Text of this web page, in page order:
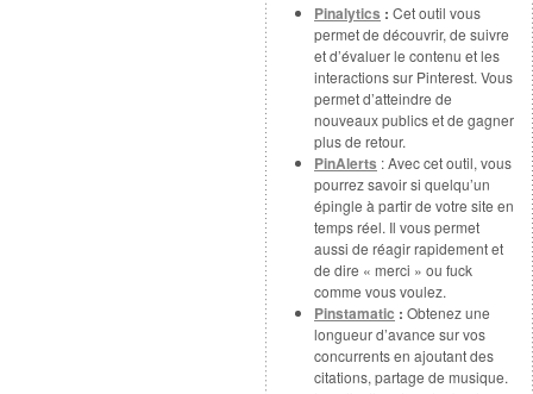
Pinalytics : Cet outil vous
permet de découvrir, de suivre
et d’évaluer le contenu et les
interactions sur Pinterest. Vous
permet d’atteindre de
nouveaux publics et de gagner
plus de retour.
PinAlerts : Avec cet outil, vous
pourrez savoir si quelqu’un
épingle à partir de votre site en
temps réel. Il vous permet
aussi de réagir rapidement et
de dire « merci » ou fuck
comme vous voulez.
Pinstamatic : Obtenez une
longueur d’avance sur vos
concurrents en ajoutant des
citations, partage de musique.